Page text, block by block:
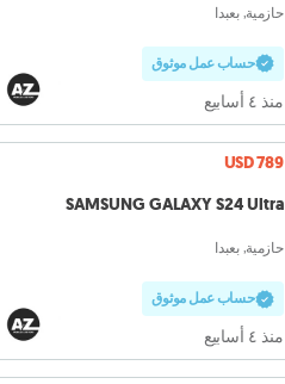
حازمية, بعبدا
حساب عمل موثوق
منذ ٤ أسابيع
USD 789
SAMSUNG GALAXY S24 Ultra
حازمية, بعبدا
حساب عمل موثوق
منذ ٤ أسابيع